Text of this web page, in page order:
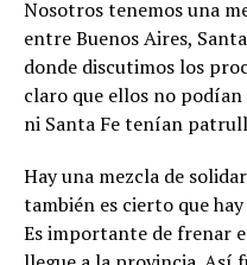
Nosotros tenemos una
entre Buenos Aires,
donde discutimos los
claro que ellos no
ni Santa Fe tenían
Hay una mezcla de
también es cierto que
Es importante de frenar